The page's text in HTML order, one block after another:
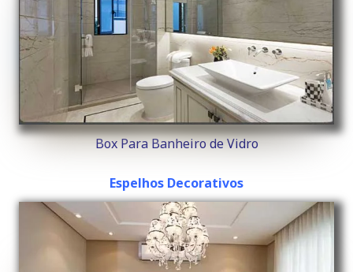
Box Para Banheiro de Vidro
Espelhos Decorativos